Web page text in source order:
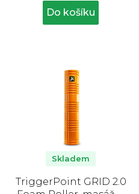
Do košíku
TriggerPoint GRID 2.0
Skladem